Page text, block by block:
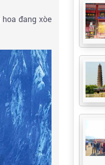
đang xòe
ngọn núi
xuất hiện
- một trong
ngồi cáp
đỉnh phía
khách có